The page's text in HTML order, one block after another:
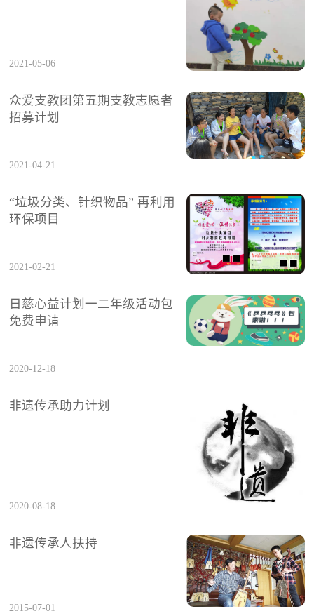
2021-05-06
众爱支教团第五期支教志愿者
招募计划
2021-04-21
“垃圾分类、针织物品” 再利用
环保项目
2021-02-21
日慈心益计划一二年级活动包
免费申请
2020-12-18
非遗传承助力计划
2020-08-18
非遗传承人扶持
2015-07-01